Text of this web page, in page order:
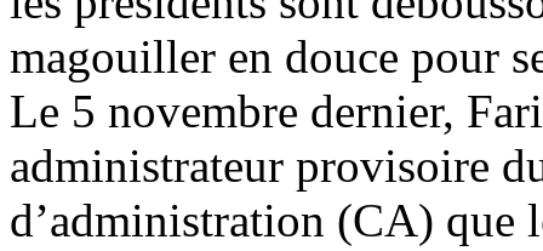
magouiller en douce pour
Le 5 novembre dernier,
administrateur provisoire
d’administration (CA) que